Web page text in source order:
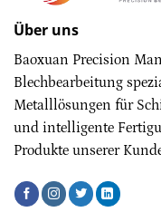
Über uns
Baoxuan Precision
Blechbearbeitung
Metalllösungen für
und intelligente
Produkte unserer